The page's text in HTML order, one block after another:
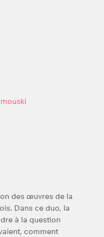
des œuvres de la
Dans ce duo, la
à la question
comment